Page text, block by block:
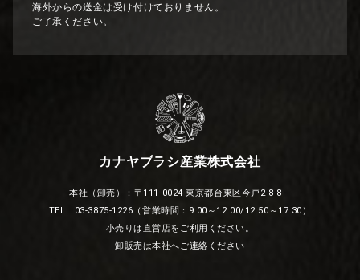
海外からの送金は受け付けておりません。
ご了承ください。
カナヤブラシ産業株式会社
本社（卸売）：〒111-0024 東京都台東区今戸2-8-8
TEL 03-3875-1226（営業時間：9:00～12:00/12:50～17:30）
小売りは直営店をご利用ください。
卸販売は本社へご連絡ください